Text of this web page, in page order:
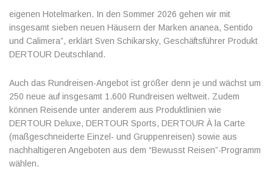
eigenen Hotelmarken. In den Sommer 2026 gehen wir mit
insgesamt sieben neuen Häusern der Marken ananea, Sentido
und Calimera”, erklärt Sven Schikarsky, Geschäftsführer Produkt
DERTOUR Deutschland.
Auch das Rundreisen-Angebot ist größer denn je und wächst um
250 neue auf insgesamt 1.600 Rundreisen weltweit. Zudem
können Reisende unter anderem aus Produktlinien wie
DERTOUR Deluxe, DERTOUR Sports, DERTOUR À la Carte
(maßgeschneiderte Einzel- und Gruppenreisen) sowie aus
nachhaltigeren Angeboten aus dem “Bewusst Reisen”-Programm
wählen.